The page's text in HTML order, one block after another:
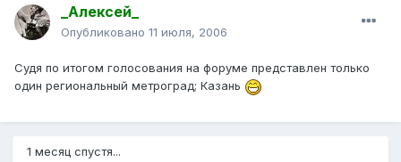
_Алексей_
Опубликовано 11 июля, 2006
Cудя по итогом голосования на форуме представлен только
один региональный метроград; Казань
1 месяц спустя...